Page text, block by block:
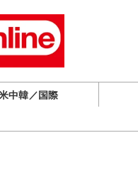
中韓／国際